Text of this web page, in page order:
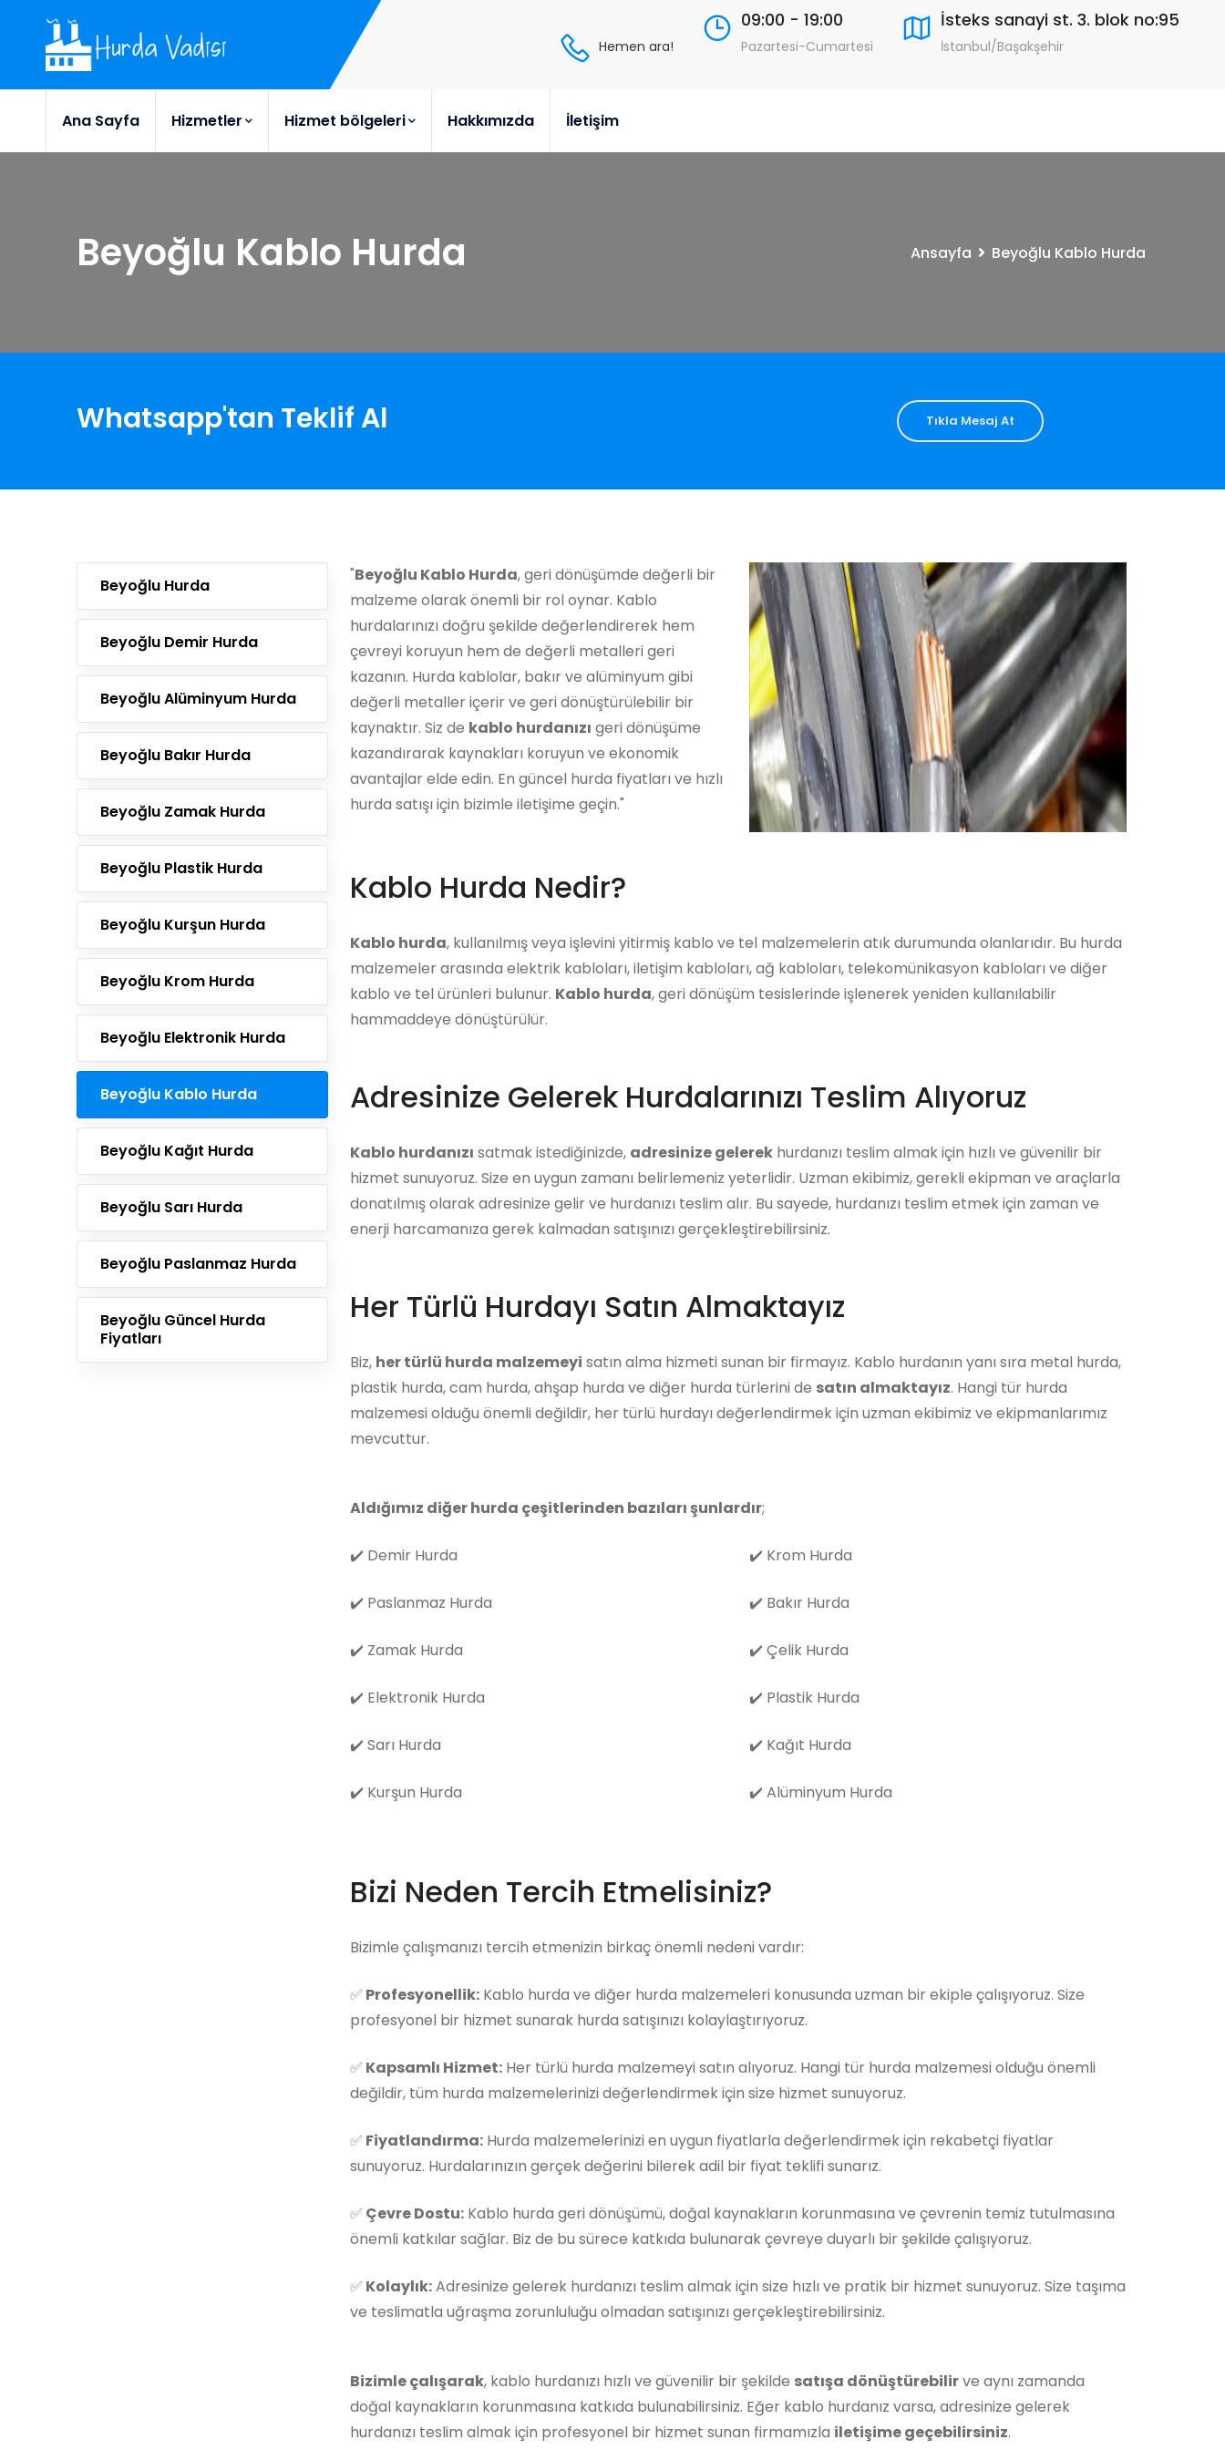
Hemen ara!
09:00 - 19:00
Pazartesi-Cumartesi
İsteks sanayi st. 3. blok no:95
İstanbul/Başakşehir
Ana Sayfa Hizmetler Hizmet bölgeleri Hakkımızda İletişim
Beyoğlu Kablo Hurda Ansayfa Beyoğlu Kablo Hurda
Whatsapp'tan Teklif Al Tıkla Mesaj At
Beyoğlu Hurda
Beyoğlu Demir Hurda
Beyoğlu Alüminyum Hurda
Beyoğlu Bakır Hurda
Beyoğlu Zamak Hurda
Beyoğlu Plastik Hurda
Beyoğlu Kurşun Hurda
Beyoğlu Krom Hurda
Beyoğlu Elektronik Hurda
Beyoğlu Kablo Hurda
Beyoğlu Kağıt Hurda
Beyoğlu Sarı Hurda
Beyoğlu Paslanmaz Hurda
Beyoğlu Güncel Hurda
Fiyatları
"Beyoğlu Kablo Hurda, geri dönüşümde değerli bir
malzeme olarak önemli bir rol oynar. Kablo
hurdalarınızı doğru şekilde değerlendirerek hem
çevreyi koruyun hem de değerli metalleri geri
kazanın. Hurda kablolar, bakır ve alüminyum gibi
değerli metaller içerir ve geri dönüştürülebilir bir
kaynaktır. Siz de kablo hurdanızı geri dönüşüme
kazandırarak kaynakları koruyun ve ekonomik
avantajlar elde edin. En güncel hurda fiyatları ve hızlı
hurda satışı için bizimle iletişime geçin."
Kablo Hurda Nedir?
Kablo hurda, kullanılmış veya işlevini yitirmiş kablo ve tel malzemelerin atık durumunda olanlarıdır. Bu hurda
malzemeler arasında elektrik kabloları, iletişim kabloları, ağ kabloları, telekomünikasyon kabloları ve diğer
kablo ve tel ürünleri bulunur. Kablo hurda, geri dönüşüm tesislerinde işlenerek yeniden kullanılabilir
hammaddeye dönüştürülür.
Adresinize Gelerek Hurdalarınızı Teslim Alıyoruz
Kablo hurdanızı satmak istediğinizde, adresinize gelerek hurdanızı teslim almak için hızlı ve güvenilir bir
hizmet sunuyoruz. Size en uygun zamanı belirlemeniz yeterlidir. Uzman ekibimiz, gerekli ekipman ve araçlarla
donatılmış olarak adresinize gelir ve hurdanızı teslim alır. Bu sayede, hurdanızı teslim etmek için zaman ve
enerji harcamanıza gerek kalmadan satışınızı gerçekleştirebilirsiniz.
Her Türlü Hurdayı Satın Almaktayız
Biz, her türlü hurda malzemeyi satın alma hizmeti sunan bir firmayız. Kablo hurdanın yanı sıra metal hurda,
plastik hurda, cam hurda, ahşap hurda ve diğer hurda türlerini de satın almaktayız. Hangi tür hurda
malzemesi olduğu önemli değildir, her türlü hurdayı değerlendirmek için uzman ekibimiz ve ekipmanlarımız
mevcuttur.
Aldığımız diğer hurda çeşitlerinden bazıları şunlardır;
✔️ Demir Hurda
✔️ Paslanmaz Hurda
✔️ Zamak Hurda
✔️ Elektronik Hurda
✔️ Sarı Hurda
✔️ Kurşun Hurda
✔️ Krom Hurda
✔️ Bakır Hurda
✔️ Çelik Hurda
✔️ Plastik Hurda
✔️ Kağıt Hurda
✔️ Alüminyum Hurda
Bizi Neden Tercih Etmelisiniz?
Bizimle çalışmanızı tercih etmenizin birkaç önemli nedeni vardır:
✅ Profesyonellik: Kablo hurda ve diğer hurda malzemeleri konusunda uzman bir ekiple çalışıyoruz. Size
profesyonel bir hizmet sunarak hurda satışınızı kolaylaştırıyoruz.
✅ Kapsamlı Hizmet: Her türlü hurda malzemeyi satın alıyoruz. Hangi tür hurda malzemesi olduğu önemli
değildir, tüm hurda malzemelerinizi değerlendirmek için size hizmet sunuyoruz.
✅ Fiyatlandırma: Hurda malzemelerinizi en uygun fiyatlarla değerlendirmek için rekabetçi fiyatlar
sunuyoruz. Hurdalarınızın gerçek değerini bilerek adil bir fiyat teklifi sunarız.
✅ Çevre Dostu: Kablo hurda geri dönüşümü, doğal kaynakların korunmasına ve çevrenin temiz tutulmasına
önemli katkılar sağlar. Biz de bu sürece katkıda bulunarak çevreye duyarlı bir şekilde çalışıyoruz.
✅ Kolaylık:Adresinize gelerek hurdanızı teslim almak için size hızlı ve pratik bir hizmet sunuyoruz. Size taşıma
ve teslimatla uğraşma zorunluluğu olmadan satışınızı gerçekleştirebilirsiniz.
Bizimle çalışarak, kablo hurdanızı hızlı ve güvenilir bir şekilde satışa dönüştürebilirve aynı zamanda
doğal kaynakların korunmasına katkıda bulunabilirsiniz. Eğer kablo hurdanız varsa, adresinize gelerek
hurdanızı teslim almak için profesyonel bir hizmet sunan firmamızla iletişime geçebilirsiniz.